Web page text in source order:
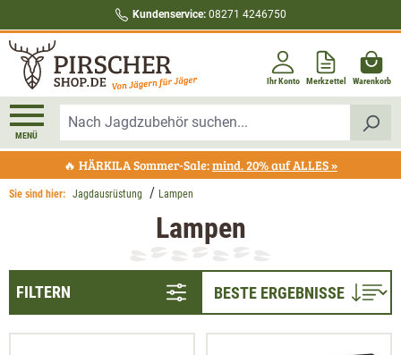
Kundenservice: 08271 4246750
Ihr Konto Merkzettel Warenkorb
MENÜ
🔥 HÄRKILA Sommer-Sale:mind. 20% auf ALLES »
Sie sind hier: Jagdausrüstung Lampen
Lampen
FILTERN